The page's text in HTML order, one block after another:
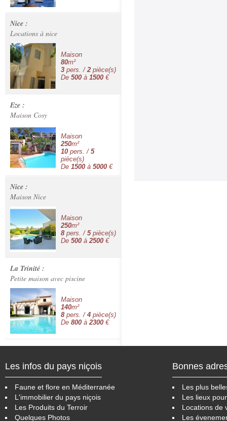
Nice :
Locations à nice
Maison
80m²
3 pers. / 2 pièce(s)
De 500 à 1500 €
Eze :
Maison Cosy
Maison
250m²
10 pers. / 5
pièce(s)
De 1500 à 5000 €
Nice :
Maison Nice
Maison
250m²
8pers. / 5pièce(s)
De 500 à 2500 €
La Trinité :
Petite maison avec piscine
Maison
140m²
8pers. / 4 pièce(s)
De 800 à 2300 €
Les infos du pays niçois
Faune et flore en Méditerranée
L'immobilier du pays niçois
Les Produits du Terroir
Quelques Photos
Bonnes
Les plus
Les lieux
Locations de
Les